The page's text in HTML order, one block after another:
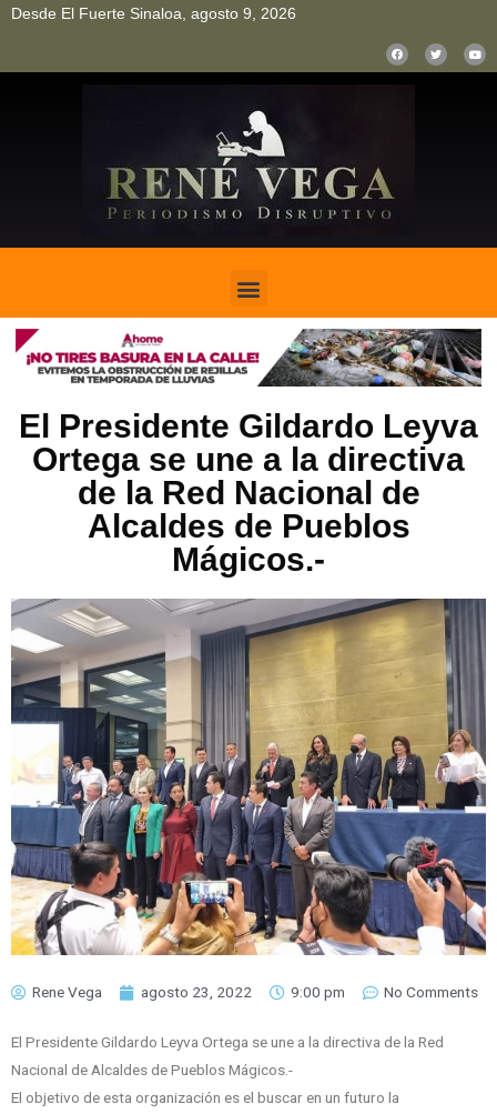
Desde El Fuerte Sinaloa, agosto 9, 2026
El Presidente Gildardo Leyva
Ortega se une a la directiva
de la Red Nacional de
Alcaldes de Pueblos
Mágicos.-
Rene Vega agosto 23, 2022 9:00 pm No Comments
El Presidente Gildardo Leyva Ortega se une a la directiva de la Red
Nacional de Alcaldes de Pueblos Mágicos.-
El objetivo de esta organización es el buscar en un futuro la